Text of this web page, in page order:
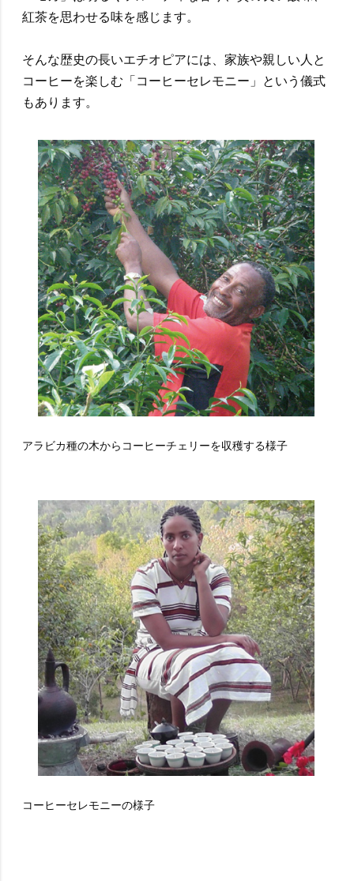
紅茶を思わせる味を感じます。
そんな歴史の長いエチオピアには、家族や親しい人と
コーヒーを楽しむ「コーヒーセレモニー」という儀式
もあります。
アラビカ種の木からコーヒーチェリーを収穫する様子
コーヒーセレモニーの様子